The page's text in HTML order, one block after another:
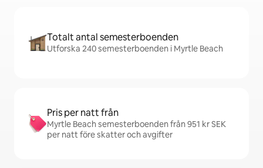
Totalt antal semesterboenden
Utforska 240 semesterboenden i Myrtle Beach
Pris per natt från
Myrtle Beach semesterboenden från 951 kr SEK
per natt före skatter och avgifter